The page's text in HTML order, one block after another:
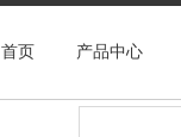
首页 产品中心